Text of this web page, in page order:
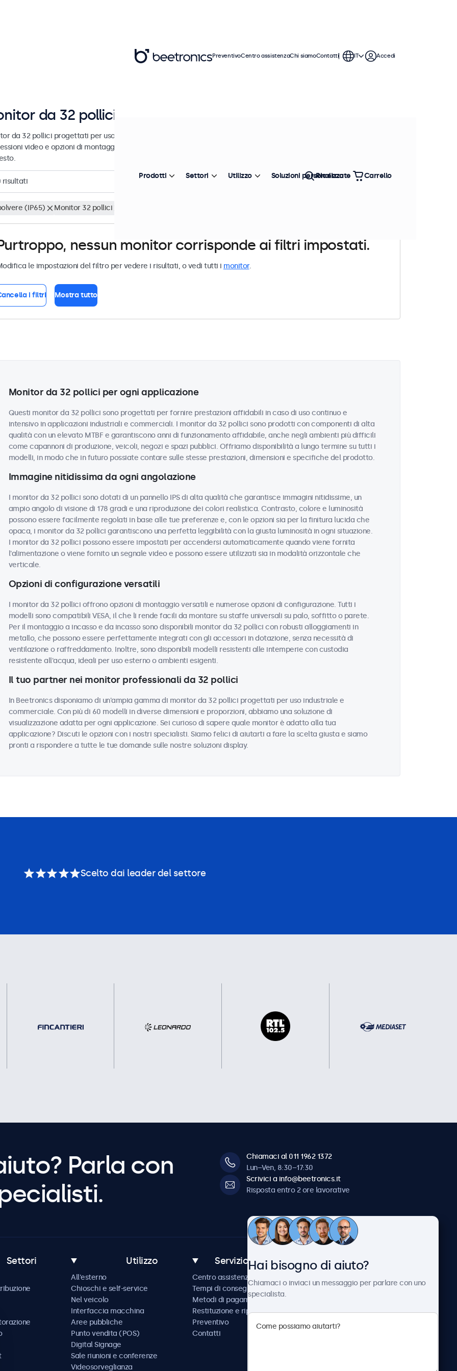
da 32 pollici
da 32 pollici progettati per uso industriale e commerciale. Questi monitor da 32 pollici offrono varie
video e opzioni di montaggio versatili, consentendo loro di integrarsi perfettamente qualsiasi
risultati Più venduto
(IP65) Monitor 32 pollici
nessun monitor corrisponde ai filtri impostati.
le impostazioni del filtro per vedere i risultati, o vedi tutti i monitor.
i filtri Mostra tutto
Monitor da 32 pollici per ogni applicazione
Questi monitor da 32 pollici sono progettati per fornire prestazioni affidabili in caso di uso continuo e
intensivo in applicazioni industriali e commerciali. I monitor da 32 pollici sono prodotti con componenti di alta
qualità con un elevato MTBF e garantiscono anni di funzionamento affidabile, anche negli ambienti più difficili
come capannoni di produzione, veicoli, negozi e spazi pubblici. Offriamo disponibilità a lungo termine su tutti i
modelli, in modo che in futuro possiate contare sulle stesse prestazioni, dimensioni e specifiche del prodotto.
Immagine nitidissima da ogni angolazione
I monitor da 32 pollici sono dotati di un pannello IPS di alta qualità che garantisce immagini nitidissime, un
ampio angolo di visione di 178 gradi e una riproduzione dei colori realistica. Contrasto, colore e luminosità
possono essere facilmente regolati in base alle tue preferenze e, con le opzioni sia per la finitura lucida che
opaca, i monitor da 32 pollici garantiscono una perfetta leggibilità con la giusta luminosità in ogni situazione.
I monitor da 32 pollici possono essere impostati per accendersi automaticamente quando viene fornita
l'alimentazione o viene fornito un segnale video e possono essere utilizzati sia in modalità orizzontale che
verticale.
Opzioni di configurazione versatili
I monitor da 32 pollici offrono opzioni di montaggio versatili e numerose opzioni di configurazione. Tutti i
modelli sono compatibili VESA, il che li rende facili da montare su staffe universali su palo, soffitto o parete.
Per il montaggio a incasso e da incasso sono disponibili monitor da 32 pollici con robusti alloggiamenti in
metallo, che possono essere perfettamente integrati con gli accessori in dotazione, senza necessità di
ventilazione o raffreddamento. Inoltre, sono disponibili modelli resistenti alle intemperie con custodia
resistente all'acqua, ideali per uso esterno o ambienti esigenti.
Il tuo partner nei monitor professionali da 32 pollici
In Beetronics disponiamo di un'ampia gamma di monitor da 32 pollici progettati per uso industriale e
commerciale. Con più di 60 modelli in diverse dimensioni e proporzioni, abbiamo una soluzione di
visualizzazione adatta per ogni applicazione. Sei curioso di sapere quale monitor è adatto alla tua
applicazione? Discuti le opzioni con i nostri specialisti. Siamo felici di aiutarti a fare la scelta giusta e siamo
pronti a rispondere a tutte le tue domande sulle nostre soluzioni display.
PreventivoCentro assistenzaChi siamoContatti IT Accedi
Prodotti Settori Utilizzo Soluzioni personalizzate
Ricerca Carrello
Scelto dai leader del settore
Parla con
Chiamaci al 011 1962 1372
Lun–Ven, 8:30–17:30
Scrivici a info@beetronics.it
Risposta entro 2 ore lavorative
Settori Utilizzo
All'esterno
Chioschi e self-service
Nel veicolo
Interfaccia macchina
Aree pubbliche
Punto vendita (POS)
Digital Signage
Sale riunioni e conferenze
Videosorveglianza
Servizio Clienti
Centro assistenza
Tempi di consegna
Metodi di pagamento
Restituzione e riparazione
Preventivo
Contatti
Chi siamo
Notizie e aggiornamenti
Beetronics
Lavora con noi
Hai bisogno di aiuto?
Chiamaci o inviaci un messaggio per parlare con uno
specialista.